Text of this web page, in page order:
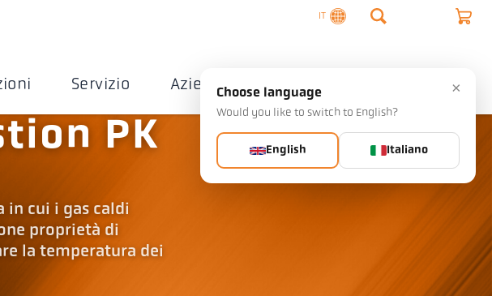
IT
Servizio Azienda Contatto
PK
in cui i gas caldi
proprietà di
la temperatura dei
×
Choose language
Would you like to switch to English?
English Italiano